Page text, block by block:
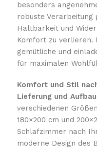
besonders
robuste
Haltbarkeit und
Komfort zu verlieren.
gemütliche und
für maximalen
Komfort und Stil
Lieferung und
verschiedenen
180×200 cm und
Schlafzimmer nach
moderne Design des